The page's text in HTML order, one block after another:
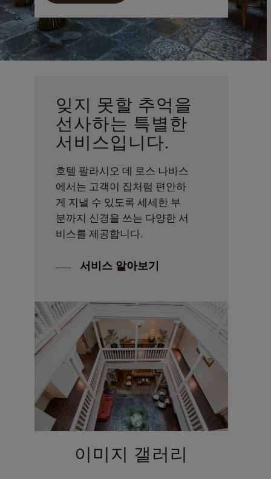
잊지 못할 추억을
선사하는 특별한
서비스입니다.
호텔 팔라시오 데 로스 나바스
에서는 고객이 집처럼 편안하
게 지낼 수 있도록 세세한 부
분까지 신경을 쓰는 다양한 서
비스를 제공합니다.
서비스 알아보기
이미지 갤러리